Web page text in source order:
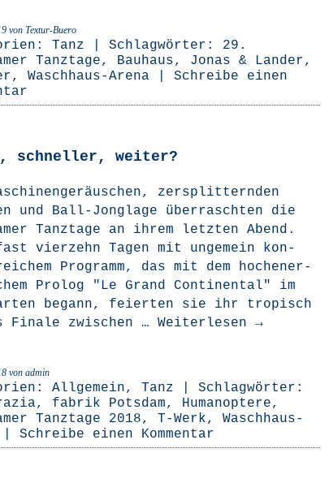
von Textur-Buero
Tanz | Schlagwörter: 29.
Tanztage, Bauhaus, Jonas & Lander,
, Waschhaus-Arena
Schreibe einen
schneller, weiter?
zer­split­tern­den
und Ball-Jon­­gla­­ge über­rasch­ten die
Tanz­ta­ge an ihrem letz­ten Abend.
vier­zehn Tagen mit unge­mein kon­
Pro­gramm, das mit dem hoch­en­er­
Pro­log "Le Grand Con­ti­nen­tal" im
begann, fei­er­ten sie ihr tro­pisch
Fina­le zwi­schen … Wei­ter­le­sen →
von admin
Allgemein, Tanz | Schlagwörter:
, fabrik Potsdam, Humanoptere,
Tanztage 2018, T-Werk, Waschhaus-
Schreibe einen Kommentar